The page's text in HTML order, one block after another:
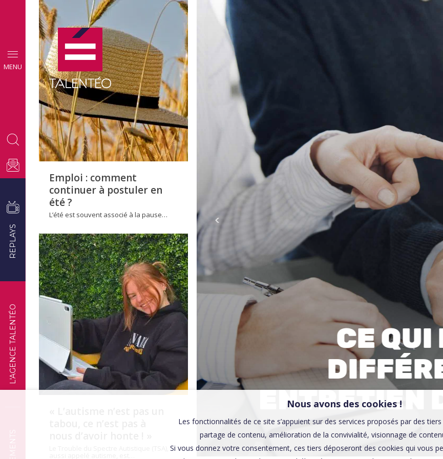
MENU
L'AGENCE TALENTÉO
REPLAYS
CONSEILS
EMPLOI
Emploi : comment
continuer à postuler en
été ?
L’été est souvent associé à la pause…
TÉMOIGNAGES
CE
ENTRETIEN
Affaires sensibles
Nous avons des cookies !
Les fonctionnalités de ce site s’appuient sur des services proposés par des
partage de contenu, amélioration de la convivialité, visionnage de
Si vous donnez votre consentement, ces tiers déposeront des cookies qui vous